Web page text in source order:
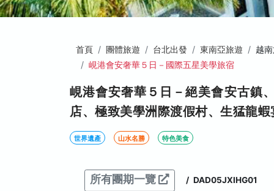
首頁 團體旅遊 台北出發 東南亞旅遊
越
峴港會安奢華５日－國際五星美學旅宿
峴港會安奢華５日－絕美會安古鎮
店、極致美學洲際渡假村、生猛龍
世界遺產 山水名勝 特色美食
所有團期一覽 / DAD05JXIHG01